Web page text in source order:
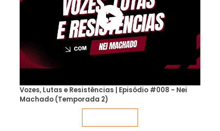
Vozes, Lutas e Resistências | Episódio #008 - Nei
Machado (Temporada 2)